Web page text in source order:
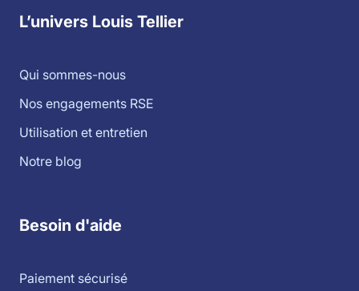
L’univers Louis Tellier
Qui sommes-nous
Nos engagements RSE
Utilisation et entretien
Notre blog
Besoin d'aide
Paiement sécurisé